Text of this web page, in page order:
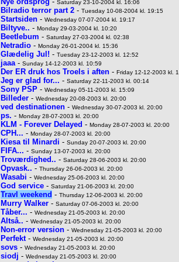
Saturday 23-10-2004 kl. 16:06
Bilradio terror part 2- Tuesday 10-08-2004 kl. 19:15
Startsiden- Wednesday 07-07-2004 kl. 19:17
Biltyve.. - Monday 29-03-2004 kl. 10:20
Beetlebum - Saturday 27-03-2004 kl. 02:38
Netradio- Monday 26-01-2004 kl. 15:36
Glædelig Jul! - Tuesday 23-12-2003 kl. 12:52
jaaa- Sunday 14-12-2003 kl. 10:59
Der ER druk hos Troels i aften- Friday 12-12-2003 kl.
Jeg er glad for... - Saturday 22-11-2003 kl. 00:14
Sony PSP- Wednesday 05-11-2003 kl. 15:09
Billeder- Wednesday 20-08-2003 kl. 20:00
ved destinationen- Wednesday 30-07-2003 kl. 20:00
ps. - Monday 28-07-2003 kl. 20:00
KLM - Forever Delayed - Monday 28-07-2003 kl. 20:00
CPH... - Monday 28-07-2003 kl. 20:00
Kiesa til Minardi - Sunday 20-07-2003 kl. 20:00
FIFA... - Sunday 13-07-2003 kl. 20:00
Troværdighed.. - Saturday 28-06-2003 kl. 20:00
Opvask.. - Thursday 26-06-2003 kl. 20:00
Wasabi - Wednesday 25-06-2003 kl. 20:00
God service- Saturday 21-06-2003 kl. 20:00
Travl weekend - Thursday 12-06-2003 kl. 20:00
Murry Walker- Saturday 07-06-2003 kl. 20:00
Tåber... - Wednesday 21-05-2003 kl. 20:00
Altså.. - Wednesday 21-05-2003 kl. 20:00
Non-error version- Wednesday 21-05-2003 kl. 20:00
Perfekt- Wednesday 21-05-2003 kl. 20:00
sovs- Wednesday 21-05-2003 kl. 20:00
siodj - Wednesday 21-05-2003 kl. 20:00